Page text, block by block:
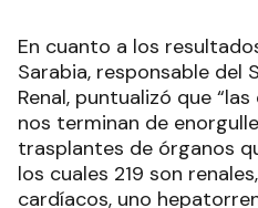
En cuanto a los
Sarabia, responsable del
Renal, puntualizó que
nos terminan de
trasplantes de órganos
los cuales 219 son
cardíacos, uno